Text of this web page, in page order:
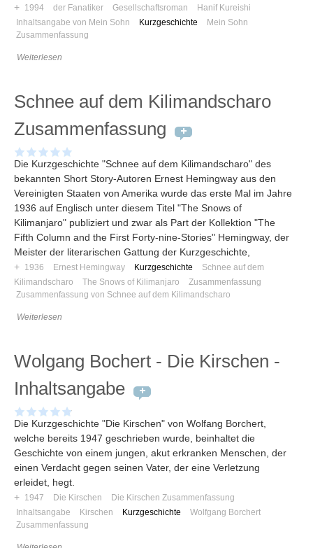
+ 1994 der Fanatiker Gesellschaftsroman
Hanif Kureishi
Inhaltsangabe von Mein Sohn
Kurzgeschichte
Mein Sohn
Zusammenfassung
Weiterlesen
Schnee auf dem Kilimandscharo
Zusammenfassung
Die Kurzgeschichte "Schnee auf dem Kilimandscharo" des
bekannten Short Story-Autoren Ernest Hemingway aus den
Vereinigten Staaten von Amerika wurde das erste Mal im Jahre
1936 auf Englisch unter diesem Titel "The Snows of
Kilimanjaro" publiziert und zwar als Part der Kollektion "The
Fifth Column and the First Forty-nine-Stories" Hemingway, der
Meister der literarischen Gattung der Kurzgeschichte,
+ 1936 Ernest Hemingway Kurzgeschichte
Schnee auf dem
Kilimandscharo
The Snows of Kilimanjaro
Zusammenfassung
Zusammenfassung von Schnee auf dem Kilimandscharo
Weiterlesen
Wolgang Bochert - Die Kirschen -
Inhaltsangabe
Die Kurzgeschichte "Die Kirschen" von Wolfang Borchert,
welche bereits 1947 geschrieben wurde, beinhaltet die
Geschichte von einem jungen, akut erkranken Menschen, der
einen Verdacht gegen seinen Vater, der eine Verletzung
erleidet, hegt.
+ 1947 Die Kirschen
Die Kirschen Zusammenfassung
Inhaltsangabe
Kirschen Kurzgeschichte
Wolfgang Borchert
Zusammenfassung